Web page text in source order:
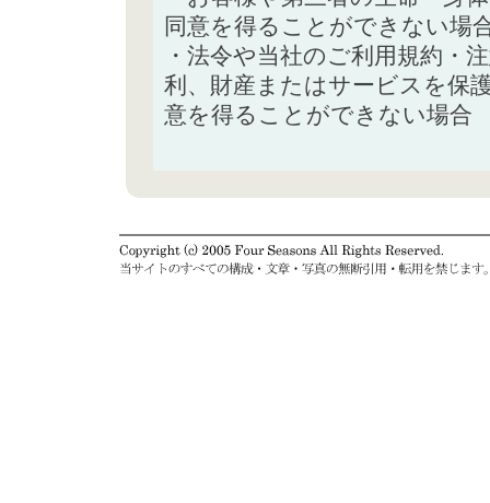
同意を得ることができない場
・法令や当社のご利用規約・
利、財産またはサービスを保
意を得ることができない場合